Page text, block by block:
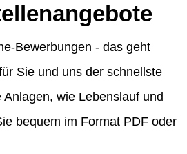
Bewerbungen - das geht
Sie und uns der schnellste
wie Lebenslauf und
bequem im Format PDF oder